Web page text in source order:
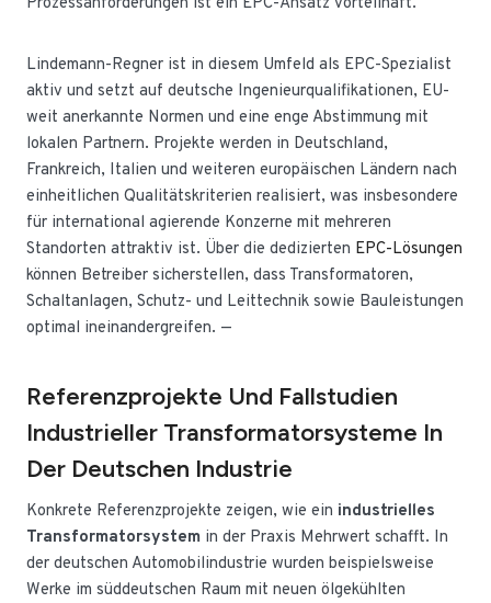
Lindemann-Regner ist in diesem Umfeld als EPC-Spezialist
aktiv und setzt auf deutsche Ingenieurqualifikationen, EU-
weit anerkannte Normen und eine enge Abstimmung mit
lokalen Partnern. Projekte werden in Deutschland,
Frankreich, Italien und weiteren europäischen Ländern nach
einheitlichen Qualitätskriterien realisiert, was insbesondere
für international agierende Konzerne mit mehreren
Standorten attraktiv ist. Über die dedizierten EPC-Lösungen
können Betreiber sicherstellen, dass Transformatoren,
Schaltanlagen, Schutz- und Leittechnik sowie Bauleistungen
optimal ineinandergreifen. —
Referenzprojekte Und Fallstudien
Industrieller Transformatorsysteme In
Der Deutschen Industrie
Konkrete Referenzprojekte zeigen, wie ein industrielles
Transformatorsystem in der Praxis Mehrwert schafft. In
der deutschen Automobilindustrie wurden beispielsweise
Werke im süddeutschen Raum mit neuen ölgekühlten